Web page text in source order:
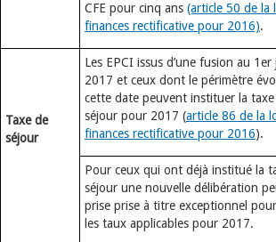
CFE pour cinq ans (article 50 de la
finances rectificative pour 2016).
Taxe de
séjour
Les EPCI issus d’une fusion au 1er
2017 et ceux dont le périmètre
cette date peuvent instituer la
séjour pour 2017 (article 86 de la
finances rectificative pour 2016).
Pour ceux qui ont déjà institué la
séjour une nouvelle délibération
prise prise à titre exceptionnel
les taux applicables pour 2017.